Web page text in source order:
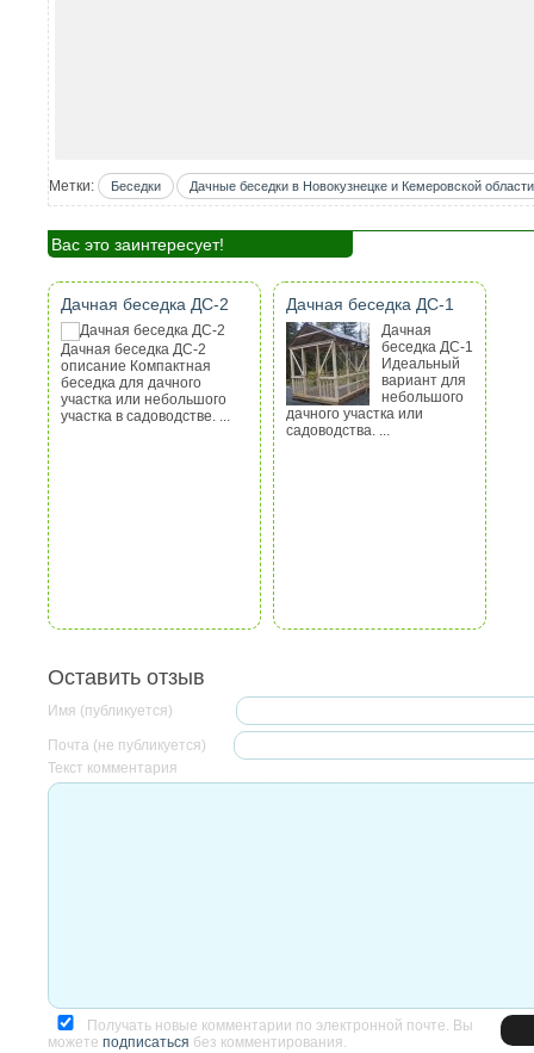
Метки: Беседки Дачные беседки в Новокузнецке и Кемеровской области
Вас это заинтересует!
Дачная беседка ДС-2
Дачная беседка ДС-2
описание Компактная
беседка для дачного
участка или небольшого
участка в садоводстве. ...
Дачная беседка ДС-1
Дачная
беседка ДС-1
Идеальный
вариант для
небольшого
дачного участка или
садоводства. ...
Оставить отзыв
Имя (публикуется)
Почта (не публикуется)
Текст комментария
Получать новые комментарии по электронной почте. Вы
можете подписаться без комментирования.